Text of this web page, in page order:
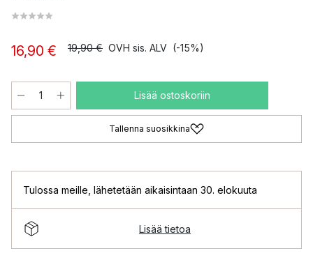
16,90 € 19,90 € OVH sis. ALV (-15%)
Lisää ostoskoriin
Tallenna suosikkina
Tulossa meille lähetetään aikaisintaan 30. elokuuta
Lisää tietoa